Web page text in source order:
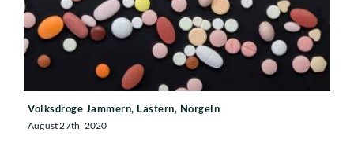
Volksdroge Jammern, Lästern, Nörgeln
August 27th, 2020